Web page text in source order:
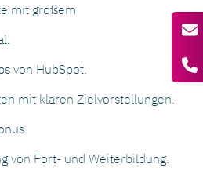
mit großem
von HubSpot.
mit klaren Zielvorstellungen.
von Fort- und Weiterbildung.